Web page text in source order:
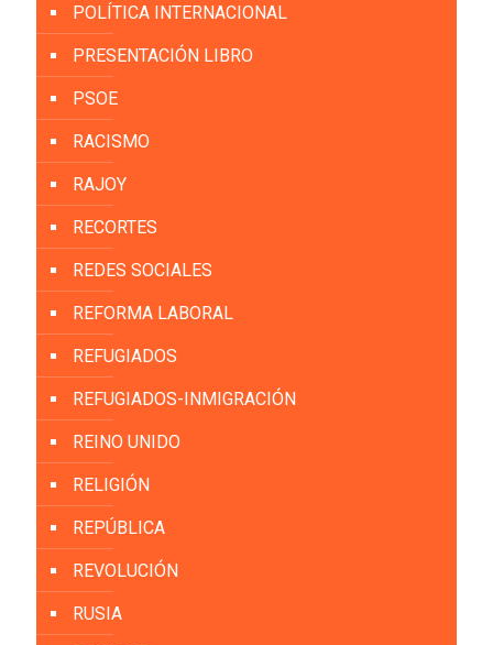
POLÍTICA INTERNACIONAL
PRESENTACIÓN LIBRO
PSOE
RACISMO
RAJOY
RECORTES
REDES SOCIALES
REFORMA LABORAL
REFUGIADOS
REFUGIADOS-INMIGRACIÓN
REINO UNIDO
RELIGIÓN
REPÚBLICA
REVOLUCIÓN
RUSIA